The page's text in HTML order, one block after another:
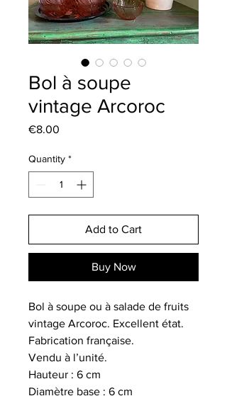
Bol à soupe
vintage Arcoroc
€8.00
Quantity *
Add to Cart
Buy Now
Bol à soupe ou à salade de fruits
vintage Arcoroc. Excellent état.
Fabrication française.
Vendu à l’unité.
Hauteur : 6 cm
Diamètre base : 6 cm